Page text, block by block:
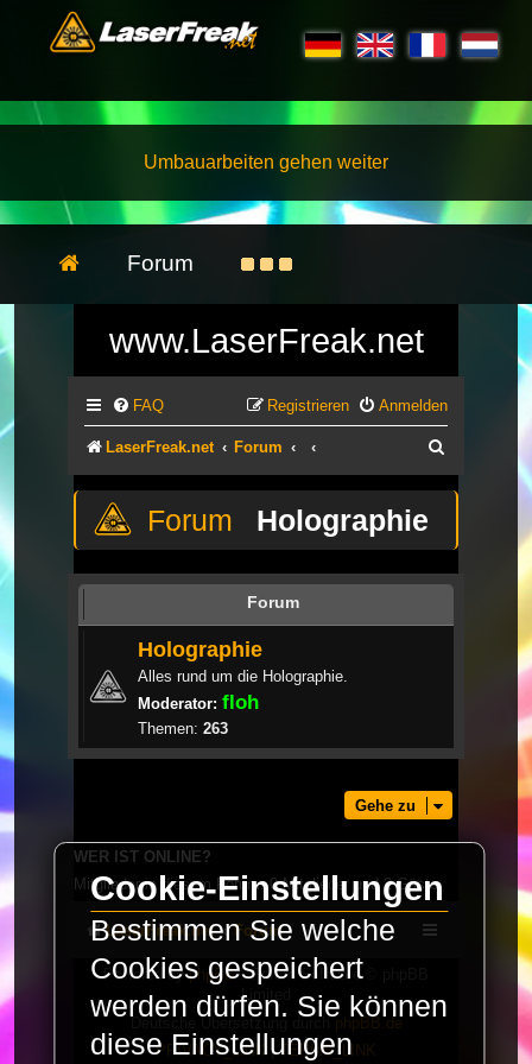
Umbauarbeiten gehen weiter
Forum
www.LaserFreak.net
FAQ Anmelden
Registrieren
LaserFreak.net Forum
Holographie
Forum
Holographie
Alles rund um die Holographie.
Moderator: floh
Themen: 263
Gehe zu
WER IST ONLINE?
Mitglieder in diesem Forum: 0 Mitglieder und 2 Gäste
LaserFreak.net Forum
Powered byphpBB® Forum Software © phpBB
Limited
phpBB.de
PRIVACY_LINK|TERMS_LINK
Cookie-Einstellungen
Bestimmen Sie welche
Cookies gespeichert
werden dürfen. Sie können
diese Einstellungen